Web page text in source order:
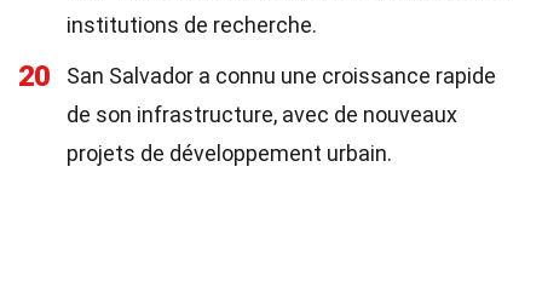
institutions de recherche.
20
San Salvador a connu une croissance rapide
de son infrastructure, avec de nouveaux
projets de développement urbain.